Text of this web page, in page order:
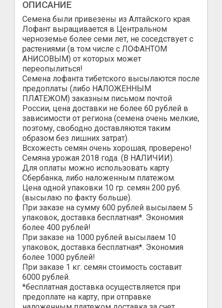
ОПИСАНИЕ
Семена были привезены из Алтайского края.
Лофант выращивается в Центральном
черноземье более семи лет, не соседствует с
растениями (в том числе с ЛОФАНТОМ
АНИСОВЫМ) от которых может
переопылиться!
Семена лофанта тибетского высылаются после
предоплаты (либо НАЛОЖЕННЫМ
ПЛАТЕЖОМ) заказным письмом почтой
России, цена доставки не более 60 рублей в
зависимости от региона (семена очень мелкие,
поэтому, свободно доставляются таким
образом без лишних затрат).
Всхожесть семян очень хорошая, проверено!
Семяна урожая 2018 года. (В НАЛИЧИИ).
Для оплаты можно использовать карту
Сбербанка, либо наложенным платежом.
Цена одной упаковки 10 гр. семян 200 руб.
(высылаю по факту больше).
При заказе на сумму 600 рублей высылаем 5
упаковок, доставка бесплатная*. Экономия
более 400 рублей!
При заказе на 1000 рублей высылаем 10
упаковок, доставка бесплатная*. Экономия
более 1000 рублей!
При заказе 1 кг. семян стоимость составит
6000 рублей.
*бесплатная доставка осуществляется при
предоплате на карту, при отправке